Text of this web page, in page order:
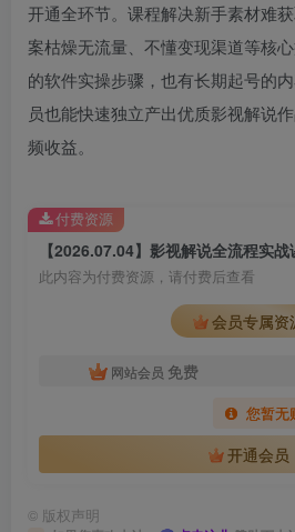
开通全环节。课程解决新手素材难
案枯燥无流量、不懂变现渠道等核
的软件实操步骤，也有长期起号的
员也能快速独立产出优质影视解说
频收益。
此内容为付费资源，请付费后查看
会员专属资
网站会员 免费
您暂无
开通会员
付费资源
© 版权声明